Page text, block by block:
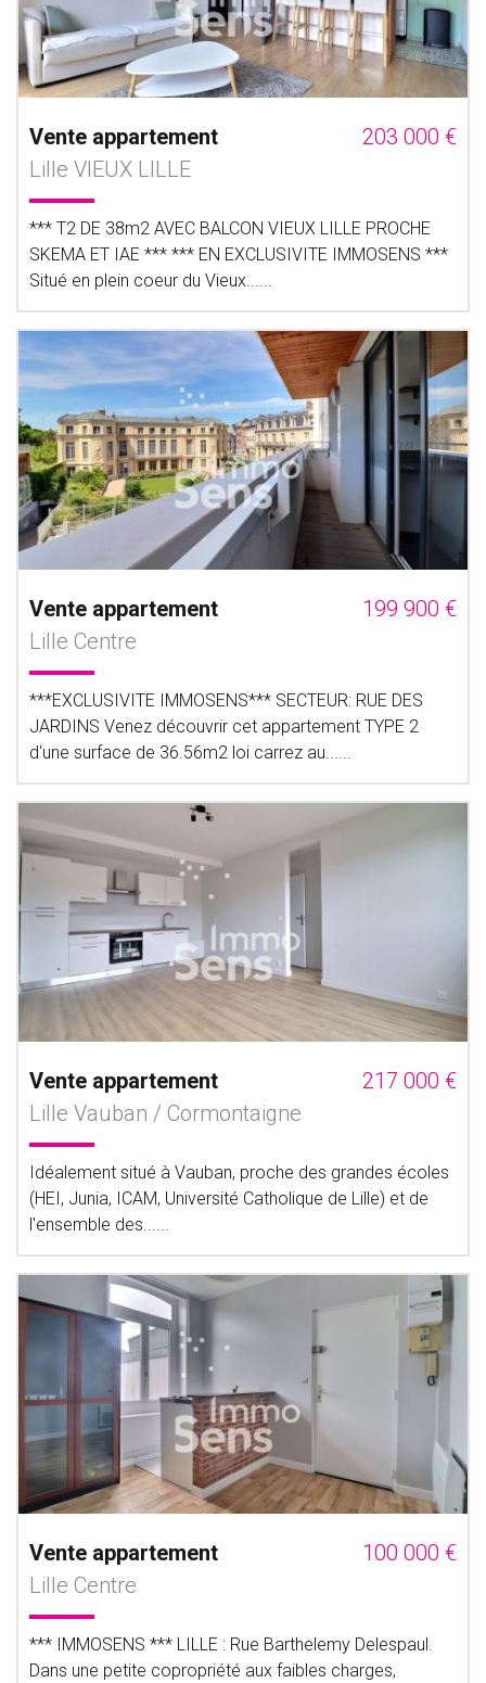
Vente appartement
203 000 €
Lille VIEUX LILLE
*** T2 DE 38m2 AVEC BALCON VIEUX LILLE PROCHE
SKEMA ET IAE *** *** EN EXCLUSIVITE IMMOSENS ***
Situé en plein coeur du Vieux......
Vente appartement
199 900 €
Lille Centre
***EXCLUSIVITE IMMOSENS*** SECTEUR: RUE DES
JARDINS Venez découvrir cet appartement TYPE 2
d'une surface de 36.56m2 loi carrez au......
Vente appartement
217 000 €
Lille Vauban / Cormontaigne
Idéalement situé à Vauban, proche des grandes écoles
(HEI, Junia, ICAM, Université Catholique de Lille) et de
l'ensemble des......
Vente appartement
100 000 €
Lille Centre
*** IMMOSENS *** LILLE : Rue Barthelemy Delespaul.
Dans une petite copropriété aux faibles charges,